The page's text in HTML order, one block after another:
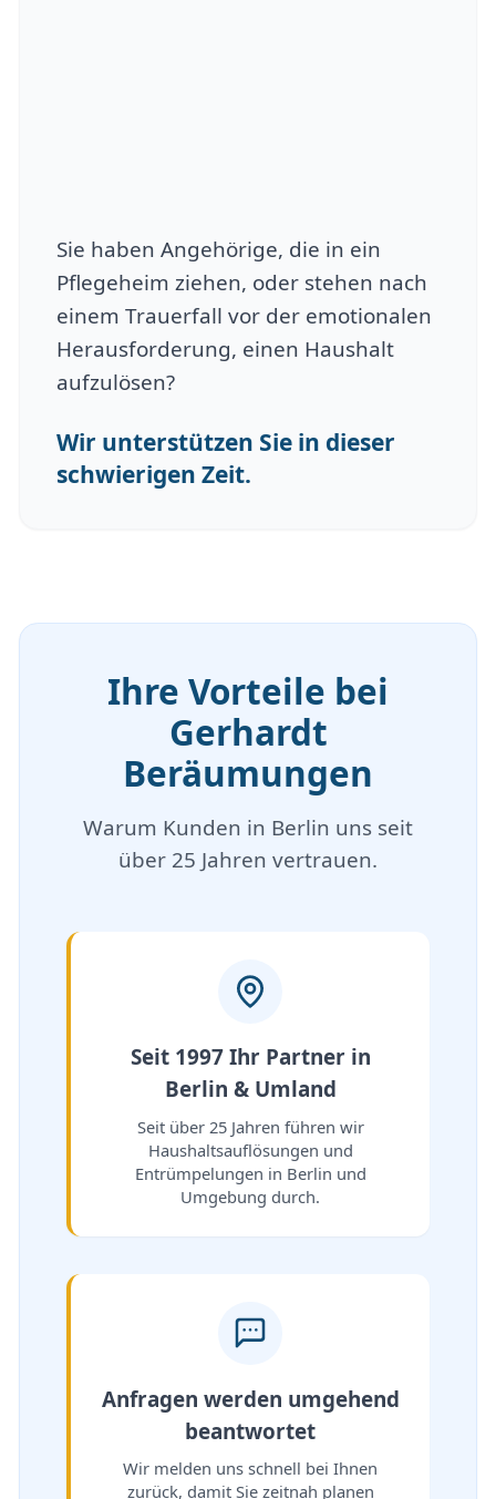
Sie haben Angehörige, die in ein
Pflegeheim ziehen, oder stehen nach
einem Trauerfall vor der emotionalen
Herausforderung, einen Haushalt
aufzulösen?
Wir unterstützen Sie in dieser
schwierigen Zeit.
Ihre Vorteile bei
Gerhardt
Beräumungen
Warum Kunden in Berlin uns seit
über 25 Jahren vertrauen.
Seit 1997 Ihr Partner in
Berlin & Umland
Seit über 25 Jahren führen wir
Haushaltsauflösungen und
Entrümpelungen in Berlin und
Umgebung durch.
Anfragen werden umgehend
beantwortet
Wir melden uns schnell bei Ihnen
zurück, damit Sie zeitnah planen